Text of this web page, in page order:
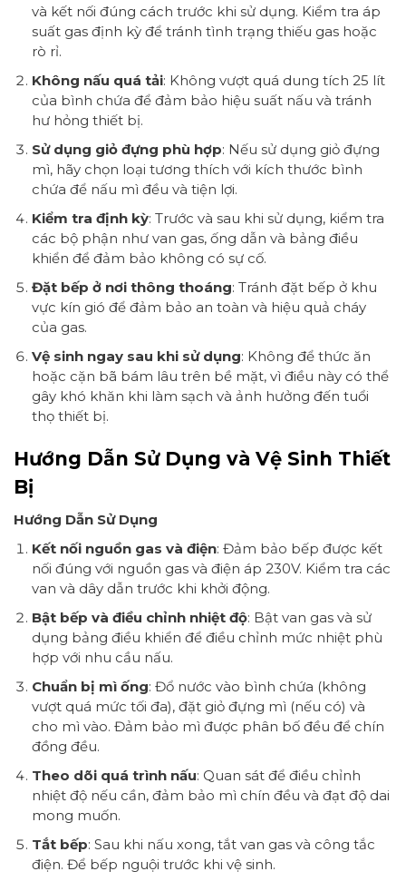
và kết nối đúng cách trước khi sử dụng. Kiểm tra áp
suất gas định kỳ để tránh tình trạng thiếu gas hoặc
rò rỉ.
Không nấu quá tải: Không vượt quá dung tích 25 lít
của bình chứa để đảm bảo hiệu suất nấu và tránh
hư hỏng thiết bị.
Sử dụng giỏ đựng phù hợp: Nếu sử dụng giỏ đựng
mì, hãy chọn loại tương thích với kích thước bình
chứa để nấu mì đều và tiện lợi.
Kiểm tra định kỳ: Trước và sau khi sử dụng, kiểm tra
các bộ phận như van gas, ống dẫn và bảng điều
khiển để đảm bảo không có sự cố.
Đặt bếp ở nơi thông thoáng: Tránh đặt bếp ở khu
vực kín gió để đảm bảo an toàn và hiệu quả cháy
của gas.
Vệ sinh ngay sau khi sử dụng: Không để thức ăn
hoặc cặn bã bám lâu trên bề mặt, vì điều này có thể
gây khó khăn khi làm sạch và ảnh hưởng đến tuổi
thọ thiết bị.
Hướng Dẫn Sử Dụng và Vệ Sinh Thiết
Bị
Hướng Dẫn Sử Dụng
Kết nối nguồn gas và điện: Đảm bảo bếp được kết
nối đúng với nguồn gas và điện áp 230V. Kiểm tra các
van và dây dẫn trước khi khởi động.
Bật bếp và điều chỉnh nhiệt độ: Bật van gas và sử
dụng bảng điều khiển để điều chỉnh mức nhiệt phù
hợp với nhu cầu nấu.
Chuẩn bị mì ống: Đổ nước vào bình chứa (không
vượt quá mức tối đa), đặt giỏ đựng mì (nếu có) và
cho mì vào. Đảm bảo mì được phân bố đều để chín
đồng đều.
Theo dõi quá trình nấu: Quan sát để điều chỉnh
nhiệt độ nếu cần, đảm bảo mì chín đều và đạt độ dai
mong muốn.
Tắt bếp: Sau khi nấu xong, tắt van gas và công tắc
điện. Để bếp nguội trước khi vệ sinh.